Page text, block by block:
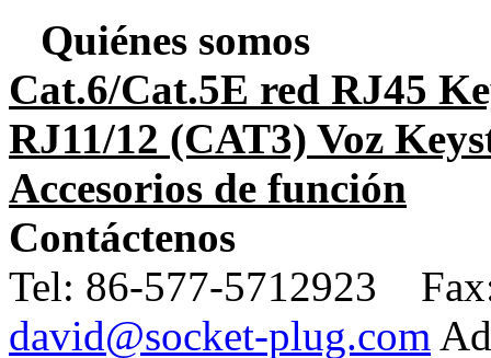
Quiénes somos
Cat.6/Cat.5E red RJ45
RJ11/12 (CAT3) Voz
Accesorios de función
Contáctenos
Tel: 86-577-5712923
david@socket-plug.com